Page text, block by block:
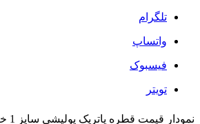
تلگرام
واتساپ
فیسبوک
تویتر
نمودار قیمت قطره پاتریک پولیشی سایز 1 خارجی